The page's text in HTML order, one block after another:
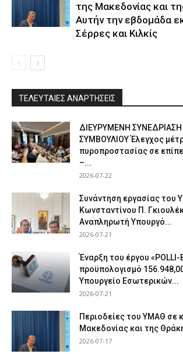
της Μακεδονίας και
Αυτήν την εβδομάδα
Σέρρες και Κιλκίς
ΤΕΛΕΥΤΑΙΕΣ ΑΝΑΡΤΗΣΕΙΣ
ΔΙΕΥΡΥΜΕΝΗ ΣΥΝΕΔΡΙΑΣΗ
ΣΥΜΒΟΥΛΙΟΥ Έλεγχος
πυροπροστασίας σε
–...
2026-07-22
Συνάντηση εργασίας του
Κωνσταντίνου Π.
Αναπληρωτή Υπουργό...
2026-07-21
Έναρξη του έργου «POLLI-
προϋπολογισμό
Υπουργείο Εσωτερικών...
2026-07-21
Περιοδείες του ΥΜΑΘ σε
Μακεδονίας και της
2026-07-17